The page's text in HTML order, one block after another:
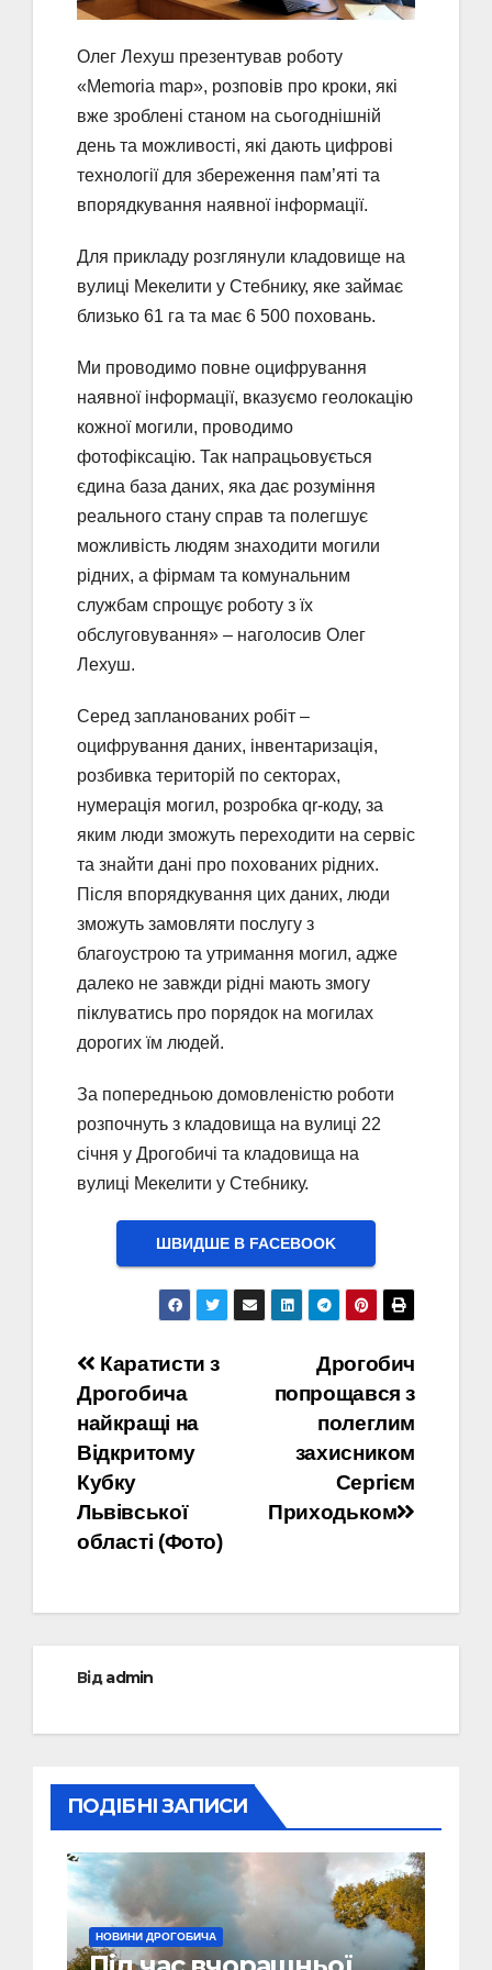
Олег Лехуш презентував роботу
«Memoria map», розповів про кроки, які
вже зроблені станом на сьогоднішній
день та можливості, які дають цифрові
технології для збереження пам’яті та
впорядкування наявної інформації.
Для прикладу розглянули кладовище на
вулиці Мекелити у Стебнику, яке займає
близько 61 га та має 6 500 поховань.
Ми проводимо повне оцифрування
наявної інформації, вказуємо геолокацію
кожної могили, проводимо
фотофіксацію. Так напрацьовується
єдина база даних, яка дає розуміння
реального стану справ та полегшує
можливість людям знаходити могили
рідних, а фірмам та комунальним
службам спрощує роботу з їх
обслуговування» – наголосив Олег
Лехуш.
Серед запланованих робіт –
оцифрування даних, інвентаризація,
розбивка територій по секторах,
нумерація могил, розробка qr-коду, за
яким люди зможуть переходити на сервіс
та знайти дані про похованих рідних.
Після впорядкування цих даних, люди
зможуть замовляти послугу з
благоустрою та утримання могил, адже
далеко не завжди рідні мають змогу
піклуватись про порядок на могилах
дорогих їм людей.
За попередньою домовленістю роботи
розпочнуть з кладовища на вулиці 22
січня у Дрогобичі та кладовища на
вулиці Мекелити у Стебнику.
ШВИДШЕ В FACEBOOK
Навігація
записів
Дрогобич
попрощався з
полеглим
захисником
Сергієм
Приходьком
Каратисти з
Дрогобича
найкращі на
Відкритому
Кубку
Львівської
області (Фото)
Відadmin
ПОДІБНІ ЗАПИСИ
НОВИНИ ДРОГОБИЧА